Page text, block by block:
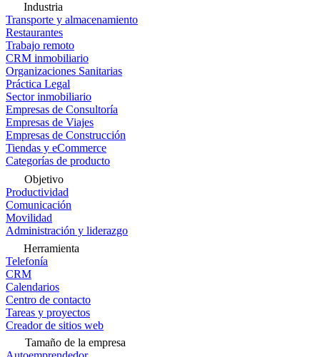
Industria
Transporte y almacenamiento
Restaurantes
Trabajo remoto
CRM inmobiliario
Organizaciones Sanitarias
Práctica Legal
Sector inmobiliario
Empresas de Consultoría
Empresas de Viajes
Empresas de Construcción
Tiendas y eCommerce
Categorías de producto
Objetivo
Productividad
Comunicación
Movilidad
Administración y liderazgo
Herramienta
Telefonía
CRM
Calendarios
Centro de contacto
Tareas y proyectos
Creador de sitios web
Tamaño de la empresa